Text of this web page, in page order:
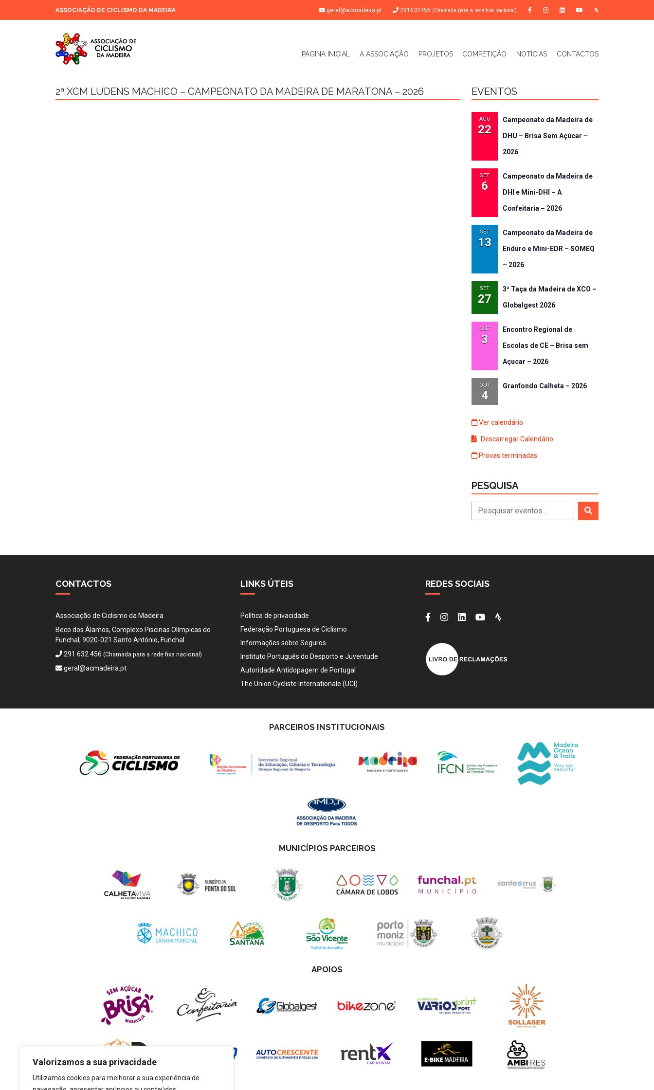
Valorizamos a sua privacidade
Utilizamos cookies para melhorar a sua experiência de
ASSOCIAÇÃO DE CICLISMO DA MADEIRA geral@acmadeira.pt 291632456 (Chamada para a rede fixa nacional)
PÁGINA INICIAL A ASSOCIAÇÃO PROJETOS COMPETIÇÃO NOTÍCIAS CONTACTOS
2ª XCM LUDENS MACHICO – CAMPEONATO DA MADEIRA DE MARATONA – 2026 EVENTOS
AGO
22
Campeonato da Madeira de
DHU – Brisa Sem Açúcar –
2026
SET
6
Campeonato da Madeira de
DHI e Mini-DHI – A
Confeitaria – 2026
SET
13
Campeonato da Madeira de
Enduro e Mini-EDR – SOMEQ
– 2026
SET
27
3ª Taça da Madeira de XCO –
Globalgest 2026
OUT
3
Encontro Regional de
Escolas de CE – Brisa sem
Açucar – 2026
OUT
4
Granfondo Calheta – 2026
Ver calendário
Descarregar Calendário
Provas terminadas
PESQUISA
CONTACTOS
Associação de Ciclismo da Madeira
Beco dos Álamos, Complexo Piscinas Olímpicas do
Funchal, 9020-021 Santo António, Funchal
291 632 456 (Chamada para a rede fixa nacional)
geral@acmadeira.pt
LINKS ÚTEIS
Política de privacidade
Federação Portuguesa de Ciclismo
Informações sobre Seguros
Instituto Português do Desporto e Juventude
Autoridade Antidopagem de Portugal
The Union Cycliste Internationale (UCI)
REDES SOCIAIS
PARCEIROS INSTITUCIONAIS
MUNICÍPIOS PARCEIROS
APOIOS